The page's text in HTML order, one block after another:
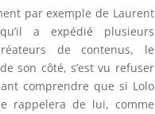
par exemple de Laurent
a expédié plusieurs
de contenus, le
son côté, s’est vu refuser
comprendre que si Lolo
rappelera de lui, comme